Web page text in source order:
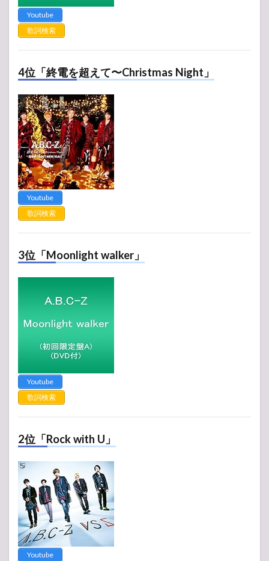
Youtube
歌詞検索
4位「終電を超えて〜Christmas Night」
Youtube
歌詞検索
3位「Moonlight walker」
Youtube
歌詞検索
2位「Rock with U」
Youtube